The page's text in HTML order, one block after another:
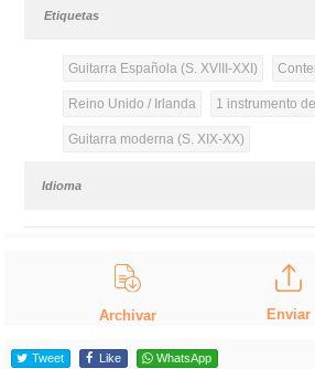
Etiquetas
Guitarra Española (S. XVIII-XXI)
Reino Unido / Irlanda 1 instrumento
Guitarra moderna (S. XIX-XX)
Idioma
Archivar Enviar
Tweet Like WhatsApp